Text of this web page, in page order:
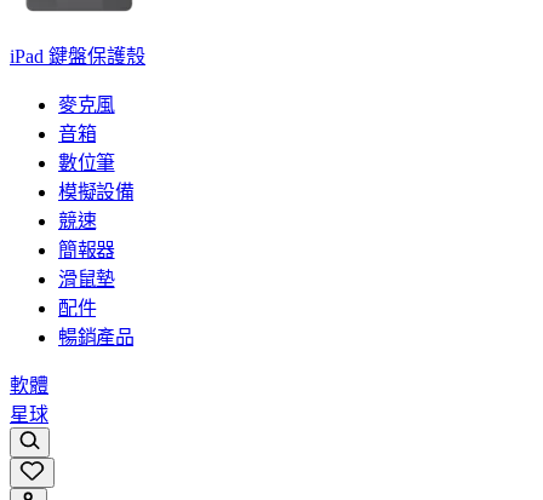
iPad 鍵盤保護殼
麥克風
音箱
數位筆
模擬設備
競速
簡報器
滑鼠墊
配件
暢銷產品
軟體
星球